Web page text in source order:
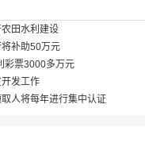
田水利建设
补助50万元
彩票3000多万元
发工作
人将每年进行集中认证